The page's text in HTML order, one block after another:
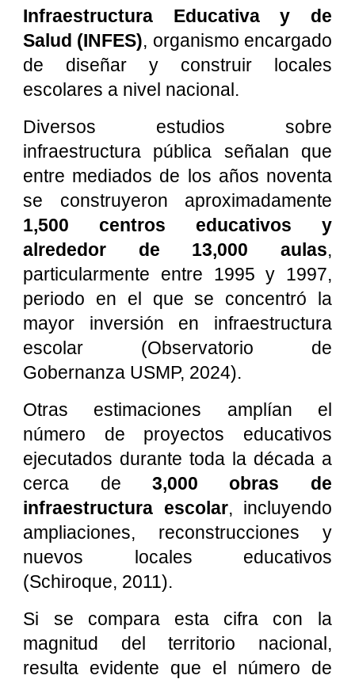
Infraestructura Educativa y de
Salud (INFES), organismo encargado
de diseñar y construir locales
escolares a nivel nacional.
Diversos estudios sobre
infraestructura pública señalan que
entre mediados de los años noventa
se construyeron aproximadamente
1,500 centros educativos y
alrededor de 13,000 aulas,
particularmente entre 1995 y 1997,
periodo en el que se concentró la
mayor inversión en infraestructura
escolar (Observatorio de
Gobernanza USMP, 2024).
Otras estimaciones amplían el
número de proyectos educativos
ejecutados durante toda la década a
cerca de 3,000 obras de
infraestructura escolar, incluyendo
ampliaciones, reconstrucciones y
nuevos locales educativos
(Schiroque, 2011).
Si se compara esta cifra con la
magnitud del territorio nacional,
resulta evidente que el número de